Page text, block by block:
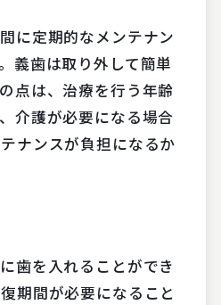
に定期的なメンテナン
義歯は取り外して簡単
点は、治療を行う年齢
介護が必要になる場合
ナンスが負担になるか
歯を入れることができ
期間が必要になること